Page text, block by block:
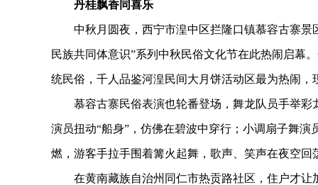
丹桂飘香同喜乐
中秋月圆夜，西宁市湟中区拦隆口镇慕容古寨景
民族共同体意识”系列中秋民俗文化节在此热闹启幕
统民俗，千人品鉴河湟民间大月饼活动区最为热闹
慕容古寨民俗表演也轮番登场，舞龙队员手举彩
演员扭动“船身”，仿佛在碧波中穿行；小调扇子舞
燃，游客手拉手围着篝火起舞，歌声、笑声在夜空
在黄南藏族自治州同仁市热贡路社区，住户才让